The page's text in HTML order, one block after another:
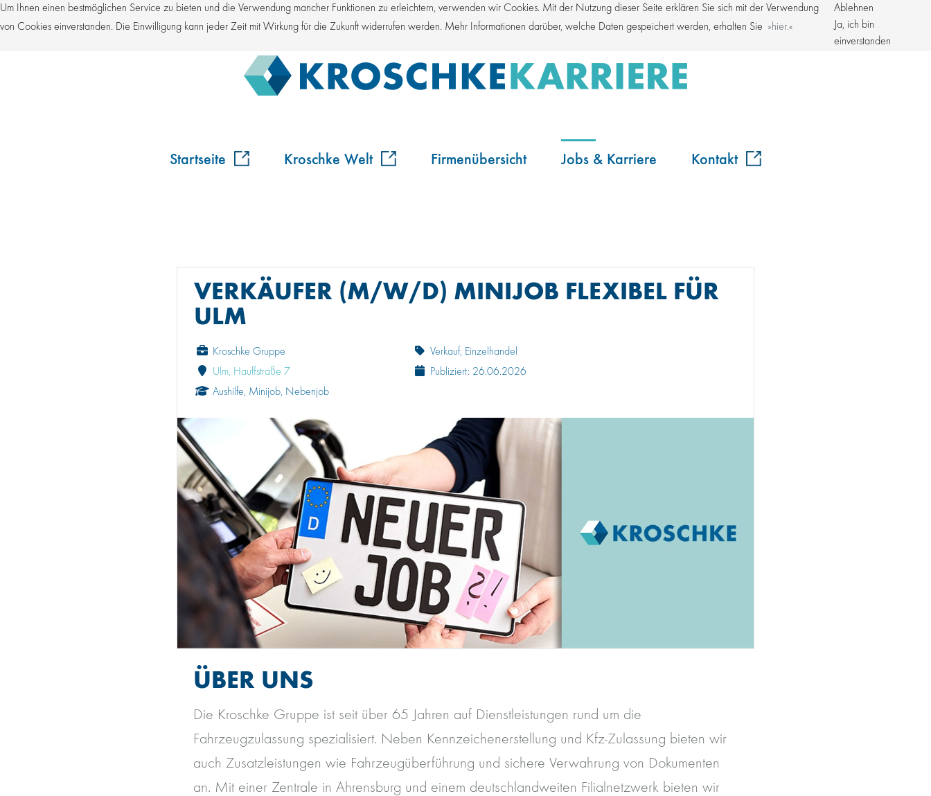
Um Ihnen einen bestmöglichen Service zu bieten und die Verwendung mancher Funktionen zu erleichtern, verwenden wir Cookies. Mit der Nutzung dieser Seite erklären Sie sich mit der Verwendung
von Cookies einverstanden. Die Einwilligung kann jeder Zeit mit Wirkung für die Zukunft widerrufen werden. Mehr Informationen darüber, welche Daten gespeichert werden, erhalten Sie
hier.
Ablehnen
Ja, ich bin
einverstanden
Kroschke Gruppe
Startseite Kroschke Welt Firmenübersicht Jobs & Karriere Kontakt
VERKÄUFER (M/W/D) MINIJOB FLEXIBEL FÜR
ULM
Kroschke Gruppe
Ulm, Hauffstraße 7
Aushilfe, Minijob, Nebenjob
Verkauf, Einzelhandel
Publiziert: 26.06.2026
ÜBER UNS
Die Kroschke Gruppe ist seit über 65 Jahren auf Dienstleistungen rund um die
Fahrzeugzulassung spezialisiert. Neben Kennzeichenerstellung und Kfz-Zulassung bieten wir
auch Zusatzleistungen wie Fahrzeugüberführung und sichere Verwahrung von Dokumenten
an. Mit einer Zentrale in Ahrensburg und einem deutschlandweiten Filialnetzwerk bieten wir